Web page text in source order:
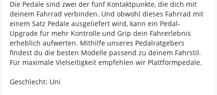
Die Pedale sind zwei der fünf Kontaktpunkte, die dich mit
deinem Fahrrad verbinden. Und obwohl dieses Fahrrad mit
einem Satz Pedale ausgeliefert wird, kann ein Pedal-
Upgrade für mehr Kontrolle und Grip dein Fahrerlebnis
erheblich aufwerten. Mithilfe unseres Pedalratgebers
findest du die besten Modelle passend zu deinem Fahrstil.
Für maximale Vielseitigkeit empfehlen wir Plattformpedale.
Geschlecht: Uni